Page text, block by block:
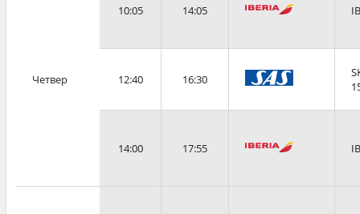
Четвер
10:05 14:05
12:40 16:30
14:00 17:55